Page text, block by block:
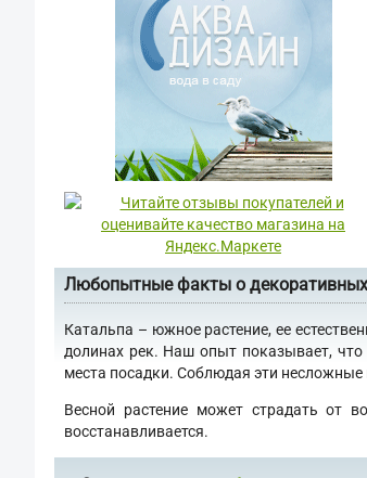
Любопытные факты о декоративных
Катальпа – южное растение, ее
долинах рек. Наш опыт показывает,
места посадки. Соблюдая эти несложные
Весной растение может страдать от
восстанавливается.